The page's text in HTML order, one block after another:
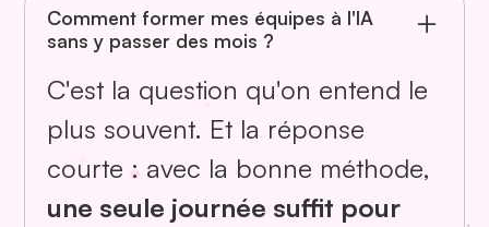
Comment former mes équipes à l'IA
sans y passer des mois ?
C'est la question qu'on entend le
plus souvent. Et la réponse
courte : avec la bonne méthode,
une seule journée suffit pour